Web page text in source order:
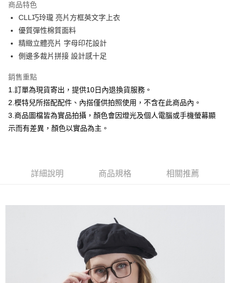
合作金庫商業銀行
華南商業銀行
上海商業儲蓄銀行
國泰世華商業銀行
臺灣中小企業銀行
聯邦商業銀行
元大商業銀行
永豐商業銀行
台新國際商業銀行
中國信託商業銀行
台灣樂天信用卡公司
超商取貨付款
LINE Pay
Apple Pay
悠遊付
Google Pay
全盈+PAY
【大哥付你分期使用說明】
1.本服務由台灣大哥大提供，台灣大哥大用戶可立即使用無須另外申請。
成交易。
3.實際核准額度、可分期數及費用金額請依後續交易確認頁面所載為準。
4.訂單成立30分鐘內，如未前往確認交易或遇審核未通過，訂單將自動取
消。如遇「轉專審核」未通過狀況，表示未達大哥付你分期系統評分，恕無
1.分期款項不併入電信帳單，「大哥付你分期」於每月結算日後寄送繳費提
2.透過簡訊連結打開帳單後，可選擇「超商條碼／台灣大直營門市／銀行轉
AFTEE先享後付
１．簡單：不需註冊會員、不需綁卡、不需儲值。
２．便利：只要手機號碼，簡訊認證，即可結帳。
３．安心：先確認商品／服務後，再付款。
【「AFTEE先享後付」結帳流程】
１．於結帳方式選擇「AFTEE先享後付」後，將跳轉至「AFTEE先享後付」
每筆NT$120，滿NT$2,000(含以上)免運費
商品特色
CLL巧玲瓏 亮片方框英文字上衣
優質彈性棉質面料
精緻立體亮片 字母印花設計
側邊多裁片拼接 設計感十足
銷售重點
1.訂單為現貨寄出，提供10日內退換貨服務。
2.模特兒所搭配配件、內搭僅供拍照使用，不含在此商品內。
3.商品圖檔皆為實品拍攝，顏色會因燈光及個人電腦或手機螢幕顯
示而有差異，顏色以實品為主。
詳細說明 商品規格 相關推薦